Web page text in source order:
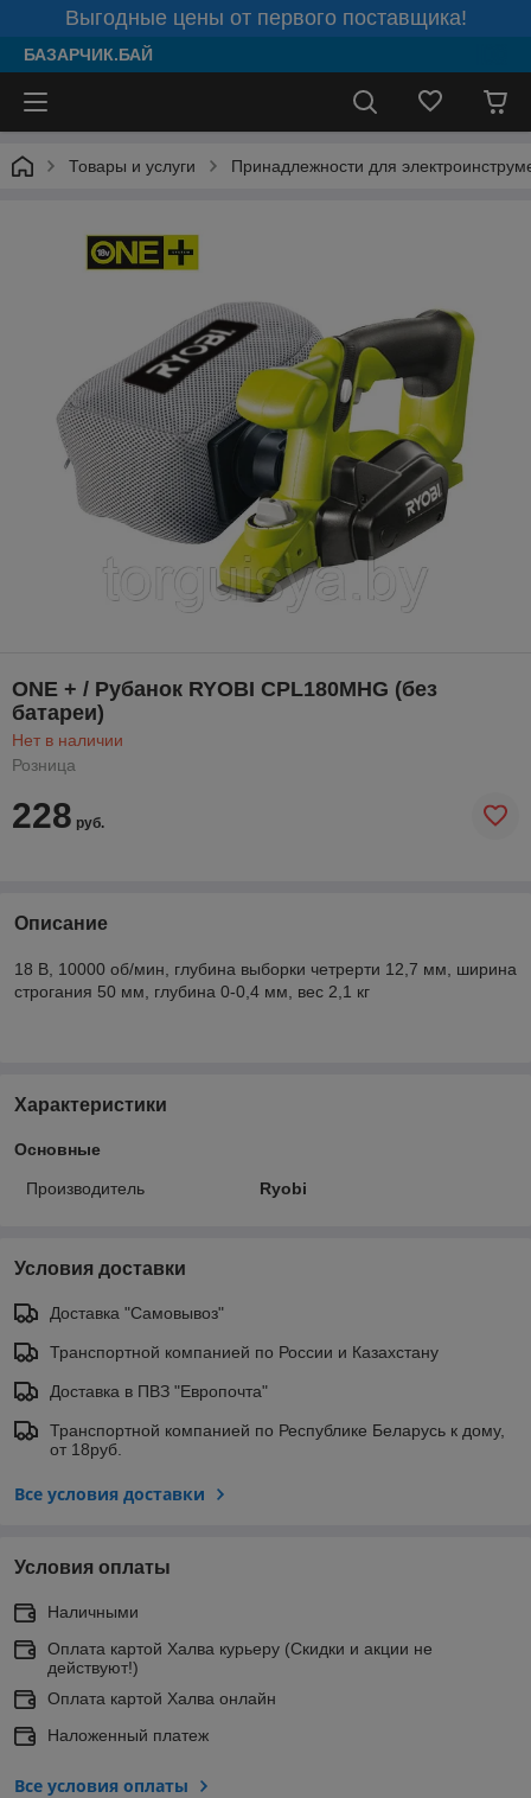
Выгодные цены от первого поставщика!
БАЗАРЧИК.БАЙ
Товары и услуги Принадлежности для
ONE + / Рубанок RYOBI CPL180MHG (без
батареи)
Нет в наличии
Розница
228 руб.
Описание
18 В, 10000 об/мин, глубина выборки четрерти 12,7 мм, ширина
строгания 50 мм, глубина 0-0,4 мм, вес 2,1 кг
Характеристики
Основные
Производитель Ryobi
Условия доставки
Доставка "Самовывоз"
Транспортной компанией по России и Казахстану
Доставка в ПВЗ "Европочта"
Транспортной компанией по Республике Беларусь к дому,
от 18руб.
Все условия доставки
Условия оплаты
Наличными
Оплата картой Халва курьеру (Скидки и акции не
действуют!)
Оплата картой Халва онлайн
Наложенный платеж
Все условия оплаты